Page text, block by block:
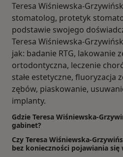
Teresa Wiśniewska-
stomatolog, protetyk
podstawie swojego
Teresa Wiśniewska-
jak: badanie RTG, lakowanie
ortodontyczna, leczenie
stałe estetyczne, fluoryzacja
zębów, piaskowanie,
implanty.
Gdzie Teresa Wiśniewska-
gabinet?
Czy Teresa Wiśniewska-
bez konieczności pojawiania się